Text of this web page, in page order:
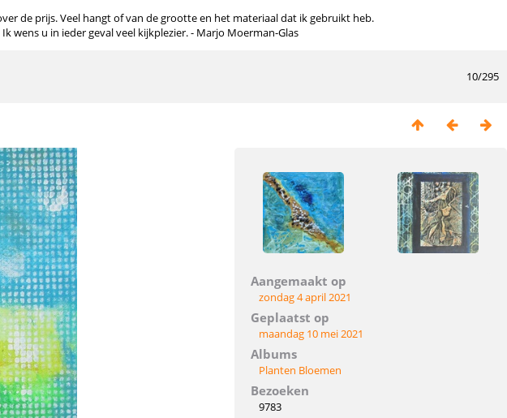
de prijs. Veel hangt of van de grootte en het materiaal dat ik gebruikt heb.
wens u in ieder geval veel kijkplezier. - Marjo Moerman-Glas
10/295
Aangemaakt op
zondag 4 april 2021
Geplaatst op
maandag 10 mei 2021
Albums
Planten Bloemen
Bezoeken
9783